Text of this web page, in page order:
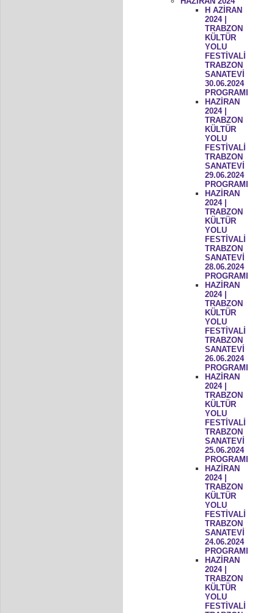
H AZİRAN
2024 |
TRABZON
KÜLTÜR
YOLU
FESTİVALİ
TRABZON
SANATEVİ
30.06.2024
PROGRAMI
HAZİRAN
2024 |
TRABZON
KÜLTÜR
YOLU
FESTİVALİ
TRABZON
SANATEVİ
29.06.2024
PROGRAMI
HAZİRAN
2024 |
TRABZON
KÜLTÜR
YOLU
FESTİVALİ
TRABZON
SANATEVİ
28.06.2024
PROGRAMI
HAZİRAN
2024 |
TRABZON
KÜLTÜR
YOLU
FESTİVALİ
TRABZON
SANATEVİ
26.06.2024
PROGRAMI
HAZİRAN
2024 |
TRABZON
KÜLTÜR
YOLU
FESTİVALİ
TRABZON
SANATEVİ
25.06.2024
PROGRAMI
HAZİRAN
2024 |
TRABZON
KÜLTÜR
YOLU
FESTİVALİ
TRABZON
SANATEVİ
24.06.2024
PROGRAMI
HAZİRAN
2024 |
TRABZON
KÜLTÜR
YOLU
FESTİVALİ